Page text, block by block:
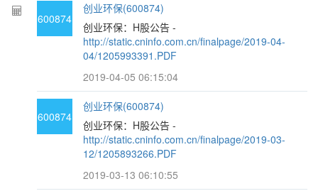
600874
创业环保(600874)
创业环保：H股公告 -
http://static.cninfo.com.cn/finalpage/2019-04-
04/1205993391.PDF
2019-04-05 06:15:04
600874
创业环保(600874)
创业环保：H股公告 -
http://static.cninfo.com.cn/finalpage/2019-03-
12/1205893266.PDF
2019-03-13 06:10:55